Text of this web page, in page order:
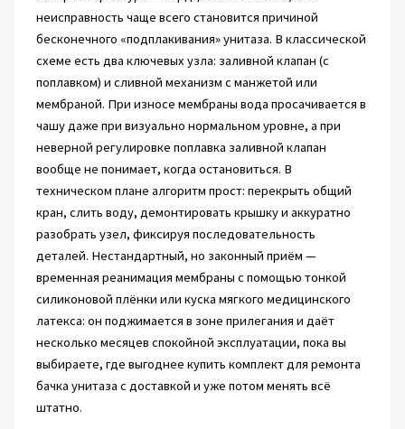
неисправность чаще всего становится причиной
бесконечного «подплакивания» унитаза. В классической
схеме есть два ключевых узла: заливной клапан (с
поплавком) и сливной механизм с манжетой или
мембраной. При износе мембраны вода просачивается в
чашу даже при визуально нормальном уровне, а при
неверной регулировке поплавка заливной клапан
вообще не понимает, когда остановиться. В
техническом плане алгоритм прост: перекрыть общий
кран, слить воду, демонтировать крышку и аккуратно
разобрать узел, фиксируя последовательность
деталей. Нестандартный, но законный приём —
временная реанимация мембраны с помощью тонкой
силиконовой плёнки или куска мягкого медицинского
латекса: он поджимается в зоне прилегания и даёт
несколько месяцев спокойной эксплуатации, пока вы
выбираете, где выгоднее купить комплект для ремонта
бачка унитаза с доставкой и уже потом менять всё
штатно.